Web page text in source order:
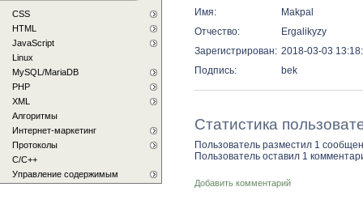
Имя:
Makpal
Отчество:
Ergalikyzy
Зарегистрирован: 2018-03-03
Подпись:
bek
Статистика
Пользователь разместил 1
Пользователь оставил 1
Добавить комментарий
CSS
HTML
JavaScript
Linux
MySQL/MariaDB
PHP
XML
Алгоритмы
Интернет-маркетинг
Протоколы
С/C++
Управление содержимым